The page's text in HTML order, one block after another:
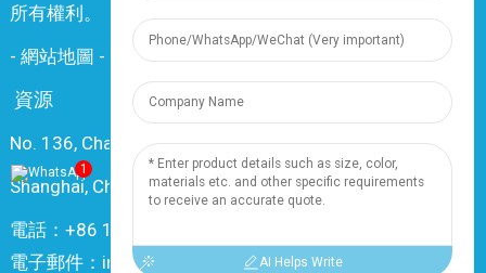
所有權利。
- 網站地圖 - Resource
資源
No. 136, Changxiang Rd., Nanxiang Town, 201802,
Shanghai, China
電話：+86 18019377761
電子郵件：info@dingzuncable.com
1
AI Helps Write